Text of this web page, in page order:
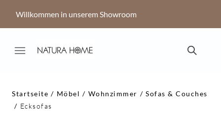
Willkommen in unserem Showroom
Startseite Möbel Wohnzimmer
Sofas & Couches
Ecksofas